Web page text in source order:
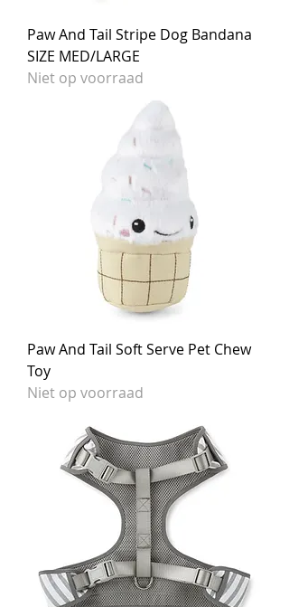
Paw And Tail Stripe Dog Bandana
SIZE MED/LARGE
Niet op voorraad
Paw And Tail Soft Serve Pet Chew
Toy
Niet op voorraad